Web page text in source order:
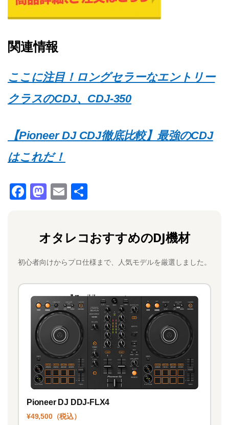
関連情報
ここに注目！ロングセラーなエントリー
クラスのCDJ、CDJ-350
【Pioneer DJ CDJ徹底比較】最強のCDJ
はこれだ！
F
b
o
o
k
M
o
d
o
n
E
l
オタレコおすすめのDJ機材
初心者向けからプロ仕様まで、人気モデルを厳選しました。
Pioneer DJ DDJ-FLX4
¥49,500（税込）